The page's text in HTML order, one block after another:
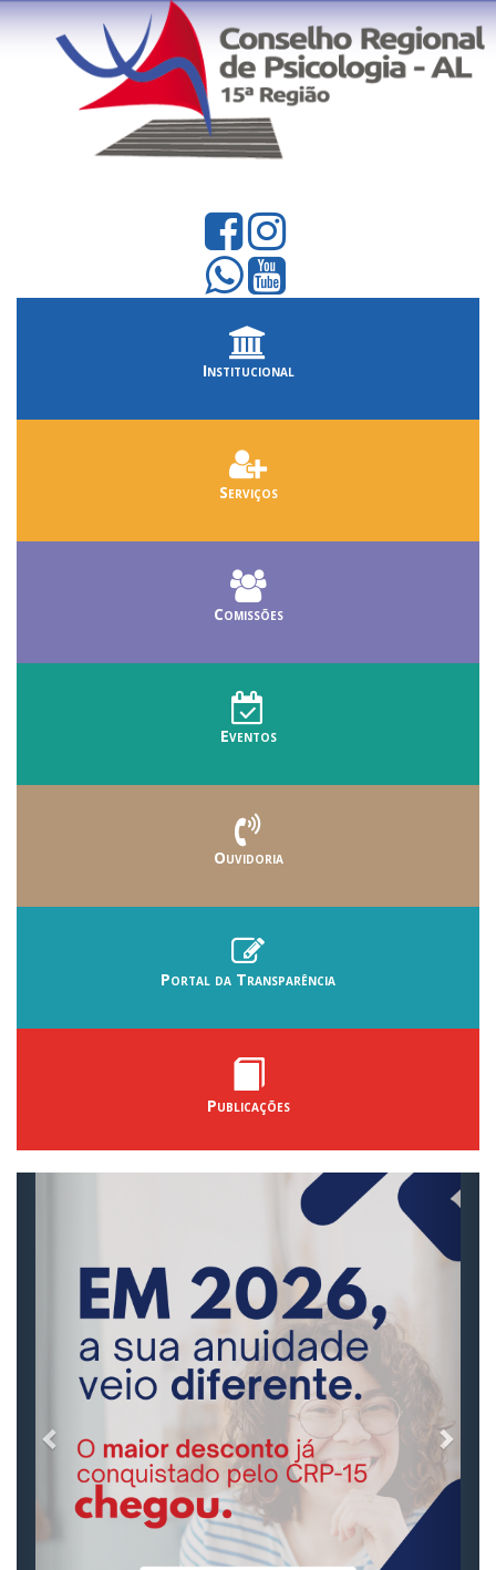
Institucional
Serviços
Comissões
Eventos
Ouvidoria
Portal da Transparência
Publicações